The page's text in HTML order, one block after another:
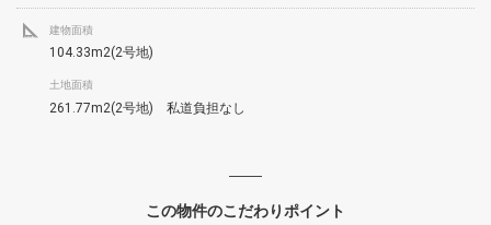
建物面積
104.33m2(2号地)
土地面積
261.77m2(2号地) 私道負担なし
この物件のこだわりポイント